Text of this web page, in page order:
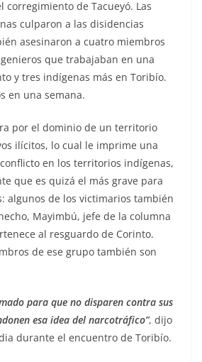
corregimiento de Tacueyó. Las
culparon a las disidencias
asesinaron a cuatro miembros
que trabajaban en una
y tres indígenas más en Toribío.
en una semana.
por el dominio de un territorio
ilícitos, lo cual le imprime una
en los territorios indígenas,
que es quizá el más grave para
algunos de los victimarios también
Mayimbú, jefe de la columna
al resguardo de Corinto.
de ese grupo también son
para que no disparen contra sus
esa idea del narcotráfico”, dijo
durante el encuentro de Toribío.